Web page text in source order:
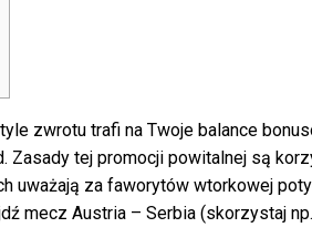
zwrotu trafi na Twoje balance
tej promocji powitalnej są
uważają za faworytów wtorkowej
mecz Austria – Serbia (skorzystaj np.